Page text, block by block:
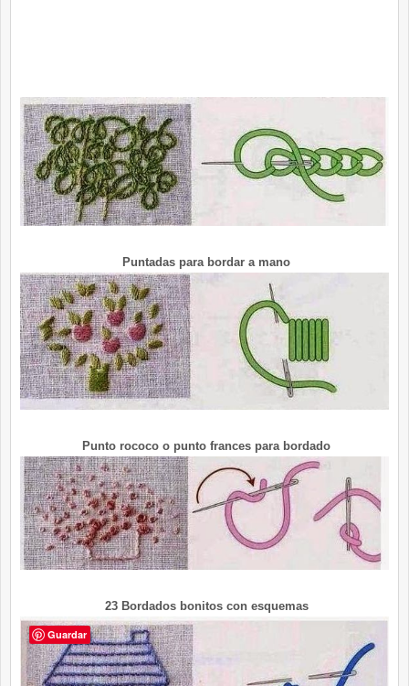
Puntadas para bordar a mano
Punto rococo o punto frances para bordado
23 Bordados bonitos con esquemas
Guardar